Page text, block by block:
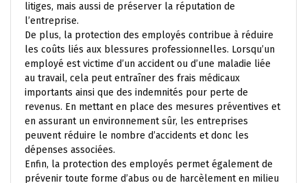
litiges, mais aussi de préserver la réputation de
l’entreprise.
De plus, la protection des employés contribue à réduire
les coûts liés aux blessures professionnelles. Lorsqu’un
employé est victime d’un accident ou d’une maladie liée
au travail, cela peut entraîner des frais médicaux
importants ainsi que des indemnités pour perte de
revenus. En mettant en place des mesures préventives et
en assurant un environnement sûr, les entreprises
peuvent réduire le nombre d’accidents et donc les
dépenses associées.
Enfin, la protection des employés permet également de
prévenir toute forme d’abus ou de harcèlement en milieu